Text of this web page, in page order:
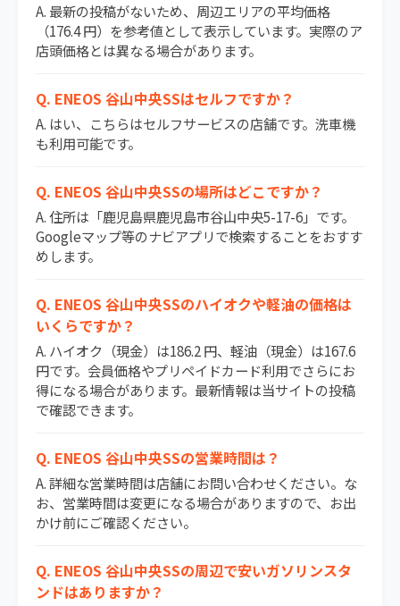
A. 最新の投稿がないため、周辺エリアの平均価格
（176.4 円）を参考値として表示しています。実際のア
店頭価格とは異なる場合があります。
Q. ENEOS 谷山中央SSはセルフですか？
A. はい、こちらはセルフサービスの店舗です。洗車機
も利用可能です。
Q. ENEOS 谷山中央SSの場所はどこですか？
A. 住所は「鹿児島県鹿児島市谷山中央5-17-6」です。
Googleマップ等のナビアプリで検索することをおすす
めします。
Q. ENEOS 谷山中央SSのハイオクや軽油の価格は
いくらですか？
A. ハイオク（現金）は186.2 円、軽油（現金）は167.6
円です。会員価格やプリペイドカード利用でさらにお
得になる場合があります。最新情報は当サイトの投稿
で確認できます。
Q. ENEOS 谷山中央SSの営業時間は？
A. 詳細な営業時間は店舗にお問い合わせください。な
お、営業時間は変更になる場合がありますので、お出
かけ前にご確認ください。
Q. ENEOS 谷山中央SSの周辺で安いガソリンスタ
ンドはありますか？